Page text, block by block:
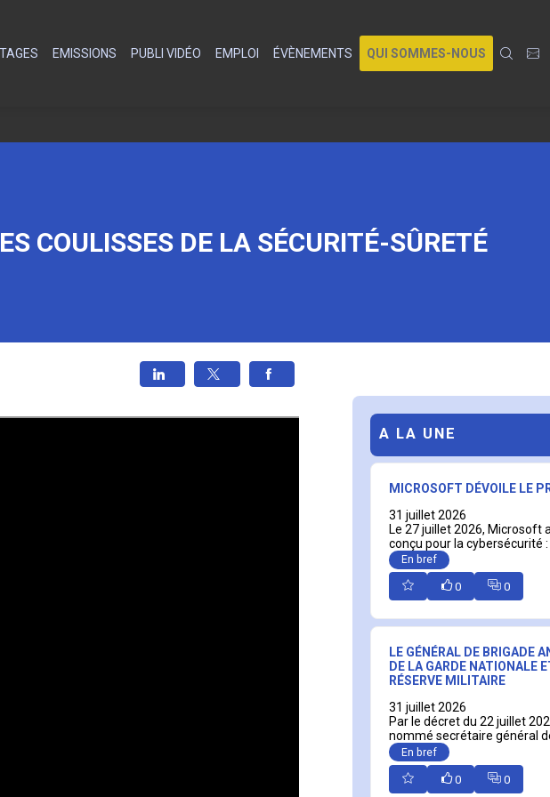
EMISSIONS PUBLI VIDÉO EMPLOI ÉVÈNEMENTS QUI SOMMES-NOUS
COULISSES DE LA SÉCURITÉ-SÛRETÉ
A LA UNE
MICROSOFT DÉVOILE LE
31 juillet 2026
Le 27 juillet 2026, Microsoft
conçu pour la cybersécurité :
En bref
0 0
LE GÉNÉRAL DE BRIGADE
DE LA GARDE NATIONALE
RÉSERVE MILITAIRE
31 juillet 2026
Par le décret du 22 juillet
nommé secrétaire général
En bref
0 0